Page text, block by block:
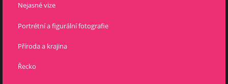
Nejasné vize
Portrétní a figurální fotografie
Příroda a krajina
Řecko